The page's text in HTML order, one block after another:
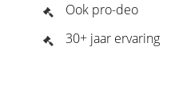
Ook pro-deo
30+ jaar ervaring